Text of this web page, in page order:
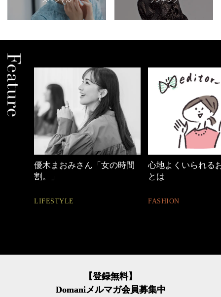
心地よくいられるおしゃれ
とは
FASHION
働く女性のバッグ
【登録無料】
Domaniメルマガ会員募集中